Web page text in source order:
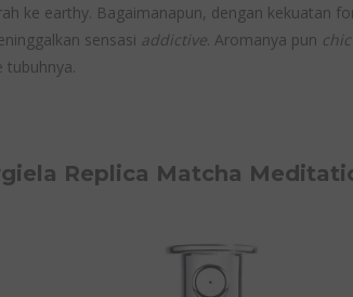
ke earthy. Bagaimanapun, dengan kekuatan
sensasi addictive . Aromanya pun chic
Replica Matcha